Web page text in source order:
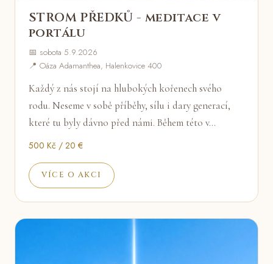
STROM PŘEDKŮ - meditace v
portálu
📅 sobota 5.9.2026
📍 Oáza Adamanthea, Halenkovice 400
Každý z nás stojí na hlubokých kořenech svého
rodu. Neseme v sobě příběhy, sílu i dary generací,
které tu byly dávno před námi. Během této v…
500 Kč / 20 €
VÍCE O AKCI